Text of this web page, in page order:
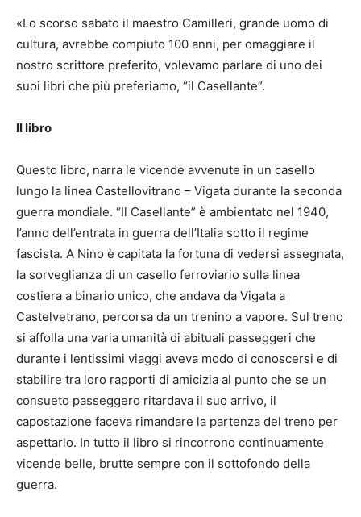
«Lo scorso sabato il maestro Camilleri, grande uomo di
cultura, avrebbe compiuto 100 anni, per omaggiare il
nostro scrittore preferito, volevamo parlare di uno dei
suoi libri che più preferiamo, “il Casellante”.
Il libro
Questo libro, narra le vicende avvenute in un casello
lungo la linea Castellovitrano – Vigata durante la seconda
guerra mondiale. “Il Casellante” è ambientato nel 1940,
l’anno dell’entrata in guerra dell’Italia sotto il regime
fascista. A Nino è capitata la fortuna di vedersi assegnata,
la sorveglianza di un casello ferroviario sulla linea
costiera a binario unico, che andava da Vigata a
Castelvetrano, percorsa da un trenino a vapore. Sul treno
si affolla una varia umanità di abituali passeggeri che
durante i lentissimi viaggi aveva modo di conoscersi e di
stabilire tra loro rapporti di amicizia al punto che se un
consueto passeggero ritardava il suo arrivo, il
capostazione faceva rimandare la partenza del treno per
aspettarlo. In tutto il libro si rincorrono continuamente
vicende belle, brutte sempre con il sottofondo della
guerra.